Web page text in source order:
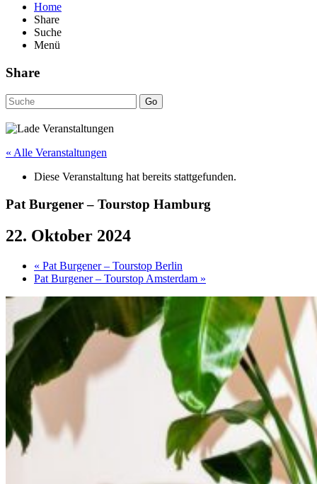
Home
Share
Suche
Menü
Share
Go
« Alle Veranstaltungen
Diese Veranstaltung hat bereits stattgefunden.
Pat Burgener – Tourstop Hamburg
22. Oktober 2024
« Pat Burgener – Tourstop Berlin
Pat Burgener – Tourstop Amsterdam »